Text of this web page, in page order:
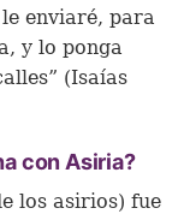
enviaré, para
y lo ponga
(Isaías
con Asiria?
los asirios) fue